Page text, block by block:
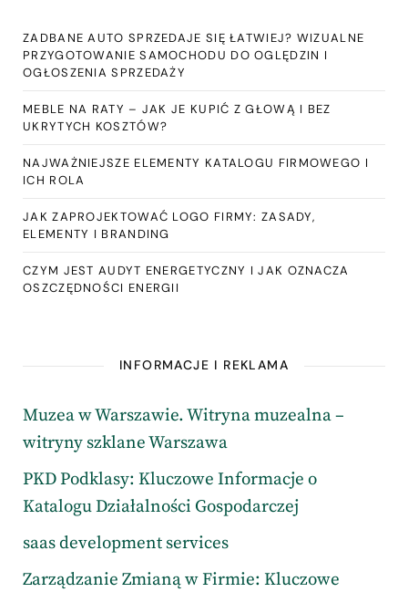
ZADBANE AUTO SPRZEDAJE SIĘ ŁATWIEJ? WIZUALNE
PRZYGOTOWANIE SAMOCHODU DO OGLĘDZIN I
OGŁOSZENIA SPRZEDAŻY
MEBLE NA RATY – JAK JE KUPIĆ Z GŁOWĄ I BEZ
UKRYTYCH KOSZTÓW?
NAJWAŻNIEJSZE ELEMENTY KATALOGU FIRMOWEGO I
ICH ROLA
JAK ZAPROJEKTOWAĆ LOGO FIRMY: ZASADY,
ELEMENTY I BRANDING
CZYM JEST AUDYT ENERGETYCZNY I JAK OZNACZA
OSZCZĘDNOŚCI ENERGII
INFORMACJE I REKLAMA
Muzea w Warszawie. Witryna muzealna –
witryny szklane Warszawa
PKD Podklasy: Kluczowe Informacje o
Katalogu Działalności Gospodarczej
saas development services
Zarządzanie Zmianą w Firmie: Kluczowe